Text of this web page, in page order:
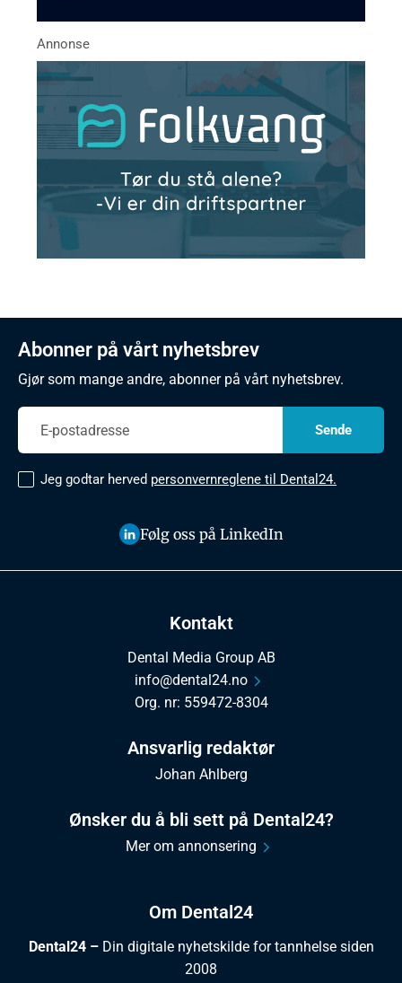
Om Dental24
Dental24 – Din digitale nyhetskilde for tannhelse siden
2008
Kontakt
Dental Media Group AB
info@dental24.no
Org. nr: 559472-8304
Ansvarlig redaktør
Johan Ahlberg
Ønsker du å bli sett på Dental24?
Mer om annonsering
Abonner på vårt nyhetsbrev
Gjør som mange andre, abonner på vårt nyhetsbrev.
Jeg godtar herved personvernreglene til Dental24.
Følg oss på LinkedIn